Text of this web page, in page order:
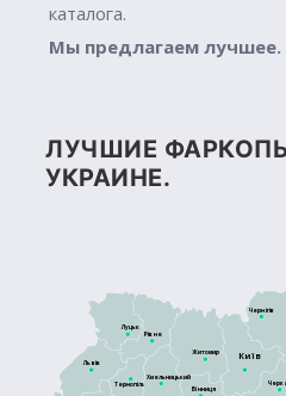
каталога.
Мы предлагаем лучшее.
ЛУЧШИЕ
УКРАИНЕ.
Луцьк
Київ
Житомир
Тернопіль
Рівне
Львів
Чернігів
Вінниця
Хмельницький